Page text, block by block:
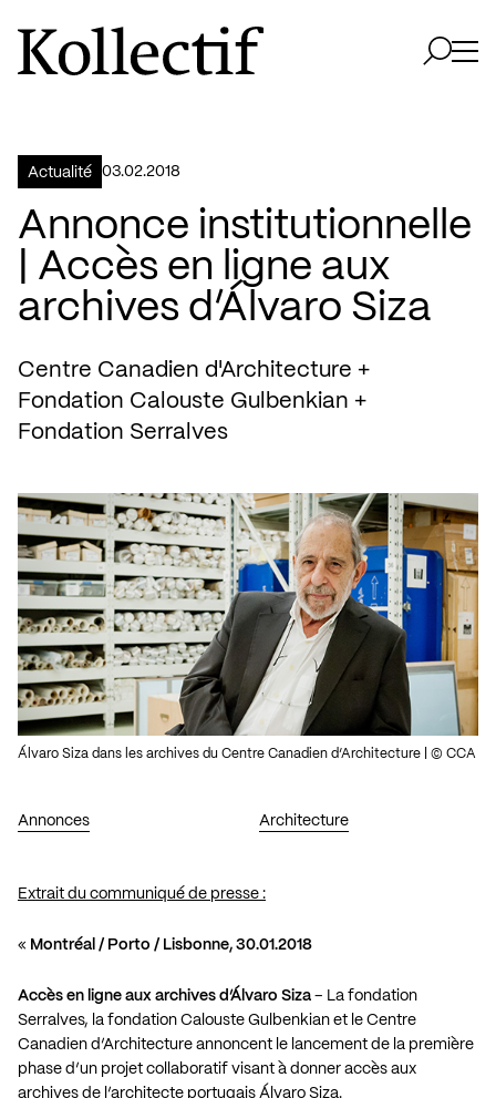
Aller à la page d'accueil
Logo Kollectif
Actualité 03.02.2018
Annonce institutionnelle
| Accès en ligne aux
archives d’Álvaro Siza
Centre Canadien d'Architecture +
Fondation Calouste Gulbenkian +
Fondation Serralves
Annonces Architecture
Álvaro Siza dans les archives du Centre Canadien d’Architecture | © CCA
Extrait du communiqué de presse :
« Montréal / Porto / Lisbonne, 30.01.2018
Accès en ligne aux archives d’Álvaro Siza – La fondation
Serralves, la fondation Calouste Gulbenkian et le Centre
Canadien d’Architecture annoncent le lancement de la première
phase d’un projet collaboratif visant à donner accès aux
archives de l’architecte portugais Álvaro Siza.